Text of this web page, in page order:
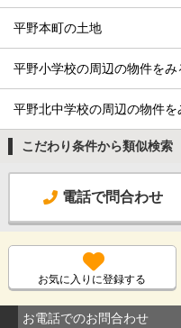
平野本町の土地
平野小学校の周辺の物件をみ
平野北中学校の周辺の物件を
こだわり条件から類似検索
電話で問合わせ
お気に入りに登録する
お電話でのお問合わせ